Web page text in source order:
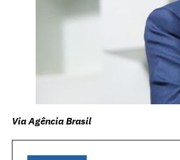
Via Agência Brasil